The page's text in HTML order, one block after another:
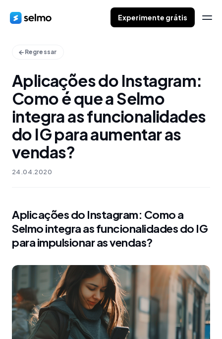
Experimente grátis
Regressar
Aplicações do Instagram:
Como é que a Selmo
integra as funcionalidades
do IG para aumentar as
vendas?
24.04.2020
Aplicações do Instagram: Como a
Selmo integra as funcionalidades do IG
para impulsionar as vendas?